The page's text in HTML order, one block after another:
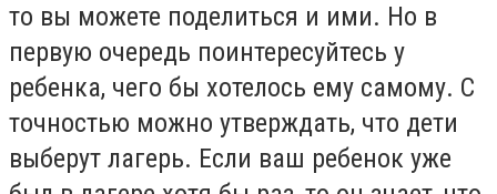
то вы можете поделиться и ими. Но в
первую очередь поинтересуйтесь у
ребенка, чего бы хотелось ему самому. С
точностью можно утверждать, что дети
выберут лагерь. Если ваш ребенок уже